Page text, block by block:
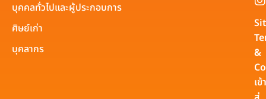
บุคคลทั่วไปและผู้ประกอบการ
ศิษย์เก่า
บุคลากร
&
เข้า